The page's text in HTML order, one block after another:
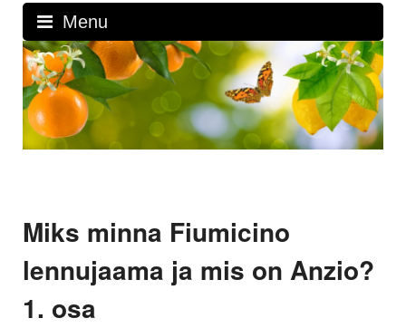
Menu
Miks minna Fiumicino
lennujaama ja mis on Anzio?
1. osa